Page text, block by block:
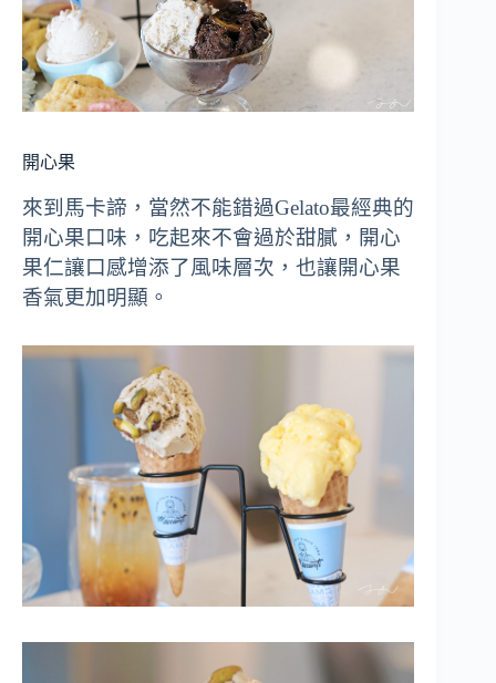
開心果
來到馬卡諦，當然不能錯過Gelato最經典的
開心果口味，吃起來不會過於甜膩，開心
果仁讓口感增添了風味層次，也讓開心果
香氣更加明顯。